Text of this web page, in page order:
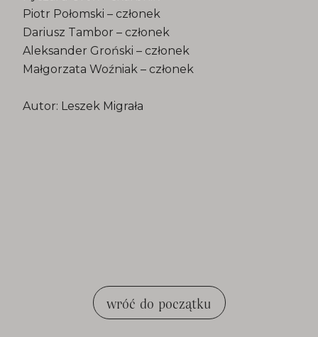
Piotr Połomski – członek
Dariusz Tambor – członek
Aleksander Groński – członek
Małgorzata Woźniak – członek
Autor: Leszek Migrała
wróć do początku